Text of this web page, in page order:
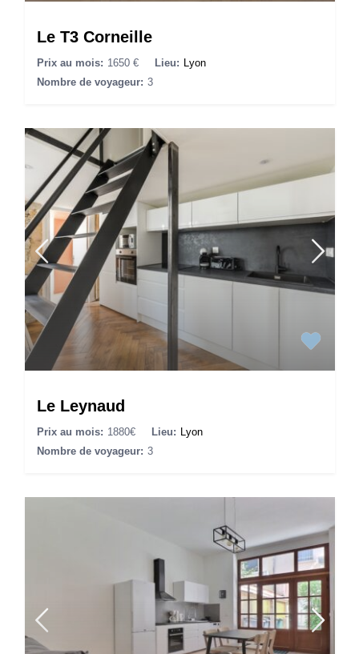
Le T3 Corneille
Prix au mois: 1650 € Lieu: Lyon
Nombre de voyageur: 3
Le Leynaud
Prix au mois: 1880€ Lieu: Lyon
Nombre de voyageur: 3